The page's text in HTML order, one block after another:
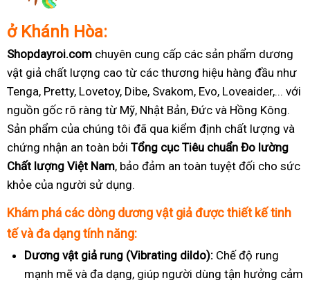
ở Khánh Hòa:
Shopdayroi.com chuyên cung cấp các sản phẩm dương
vật giả chất lượng cao từ các thương hiệu hàng đầu như
Tenga, Pretty, Lovetoy, Dibe, Svakom, Evo, Loveaider,... với
nguồn gốc rõ ràng từ Mỹ, Nhật Bản, Đức và Hồng Kông.
Sản phẩm của chúng tôi đã qua kiểm định chất lượng và
chứng nhận an toàn bởi Tổng cục Tiêu chuẩn Đo lường
Chất lượng Việt Nam, bảo đảm an toàn tuyệt đối cho sức
khỏe của người sử dụng.
Khám phá các dòng dương vật giả được thiết kế tinh
tế và đa dạng tính năng:
Dương vật giả rung (Vibrating dildo): Chế độ rung
mạnh mẽ và đa dạng, giúp người dùng tận hưởng cảm